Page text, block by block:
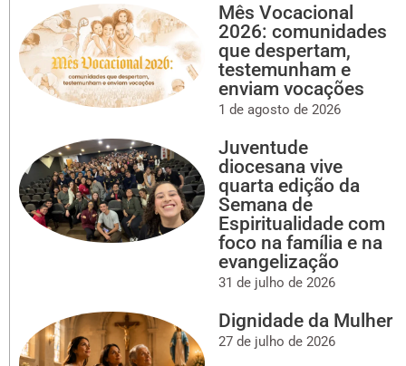
Mês Vocacional
2026: comunidades
que despertam,
testemunham e
enviam vocações
1 de agosto de 2026
Juventude
diocesana vive
quarta edição da
Semana de
Espiritualidade com
foco na família e na
evangelização
31 de julho de 2026
Dignidade da Mulher
27 de julho de 2026